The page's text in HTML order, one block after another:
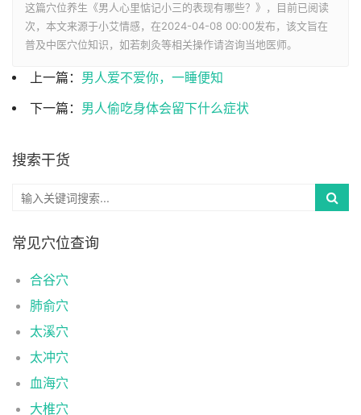
这篇穴位养生《男人心里惦记小三的表现有哪些？》，目前已阅读
次，本文来源于小艾情感，在2024-04-08 00:00发布，该文旨在
普及中医穴位知识，如若刺灸等相关操作请咨询当地医师。
上一篇： 男人爱不爱你，一睡便知
下一篇： 男人偷吃身体会留下什么症状
搜索干货
常见穴位查询
合谷穴
肺俞穴
太溪穴
太冲穴
血海穴
大椎穴